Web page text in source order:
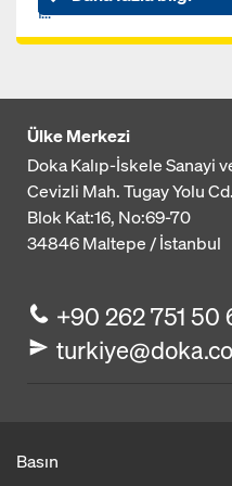
f...
Ülke Merkezi
Doka Kalıp-İskele Sanayi
Cevizli Mah. Tugay Yolu
Blok Kat:16, No:69-70
34846Maltepe / İstanbul
+90 262 751 50
Basın